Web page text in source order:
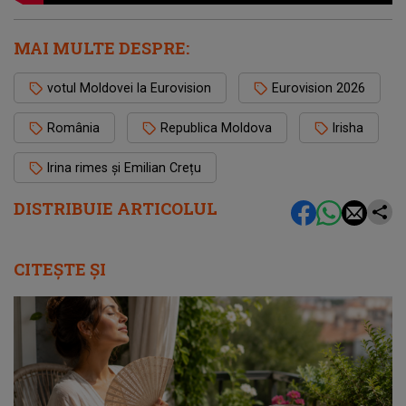
DISTRIBUIE ARTICOLUL
MAI MULTE DESPRE:
votul Moldovei la Eurovision Eurovision 2026
România Republica Moldova Irisha
Irina rimes și Emilian Crețu
CITEȘTE ȘI